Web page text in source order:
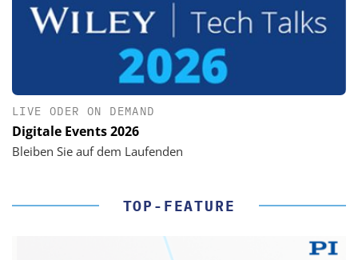
LIVE ODER ON DEMAND
Digitale Events 2026
Bleiben Sie auf dem Laufenden
TOP-FEATURE